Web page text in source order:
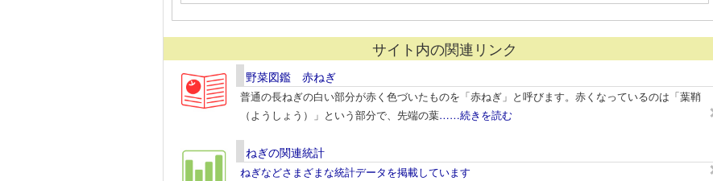
サイト内の関連リンク
野菜図鑑 赤ねぎ
普通の長ねぎの白い部分が赤く色づいたものを「赤ねぎ」と呼びます。赤くなっているのは「葉鞘
（ようしょう）」という部分で、先端の葉……続きを読む
ねぎの関連統計
ねぎなどさまざまな統計データを掲載しています